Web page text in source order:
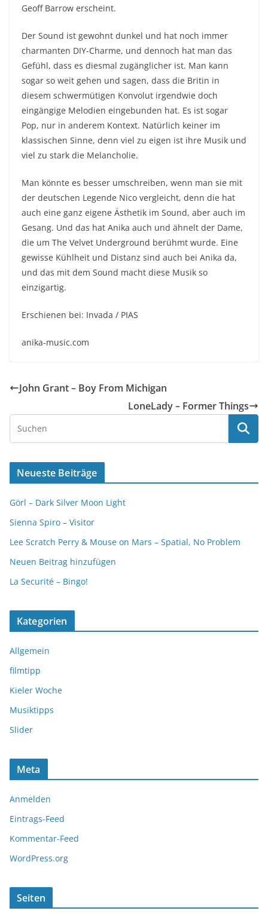
Geoff Barrow erscheint.
Der Sound ist gewohnt dunkel und hat noch immer
charmanten DIY-Charme, und dennoch hat man das
Gefühl, dass es diesmal zugänglicher ist. Man kann
sogar so weit gehen und sagen, dass die Britin in
diesem schwermütigen Konvolut irgendwie doch
eingängige Melodien eingebunden hat. Es ist sogar
Pop, nur in anderem Kontext. Natürlich keiner im
klassischen Sinne, denn viel zu eigen ist ihre Musik und
viel zu stark die Melancholie.
Man könnte es besser umschreiben, wenn man sie mit
der deutschen Legende Nico vergleicht, denn die hat
auch eine ganz eigene Ästhetik im Sound, aber auch im
Gesang. Und das hat Anika auch und ähnelt der Dame,
die um The Velvet Underground berühmt wurde. Eine
gewisse Kühlheit und Distanz sind auch bei Anika da,
und das mit dem Sound macht diese Musik so
einzigartig.
Erschienen bei: Invada / PIAS
anika-music.com
John Grant – Boy From Michigan
LoneLady – Former Things
Neueste Beiträge
Görl – Dark Silver Moon Light
Sienna Spiro – Visitor
Lee Scratch Perry & Mouse on Mars – Spatial, No Problem
Neuen Beitrag hinzufügen
La Securité – Bingo!
Kategorien
Allgemein
filmtipp
Kieler Woche
Musiktipps
Slider
Meta
Anmelden
Eintrags-Feed
Kommentar-Feed
WordPress.org
Seiten